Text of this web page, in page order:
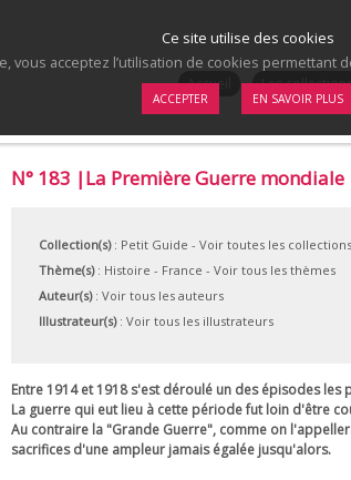
Accueil Les
N° 183 |La Première Guerre mondiale
Collection(s): Petit Guide - Voir toutes les collections
Thème(s): Histoire - France - Voir tous les thèmes
Auteur(s): Voir tous les auteurs
Illustrateur(s): Voir tous les illustrateurs
Entre 1914 et 1918 s'est déroulé un des épisodes
La guerre qui eut lieu à cette période fut loin d'être
Au contraire la "Grande Guerre", comme on
sacrifices d'une ampleur jamais égalée jusqu'alors.
Ce site utilise des cookies
vous acceptez l’utilisation de cookies
ACCEPTER EN SAVOIR PLUS